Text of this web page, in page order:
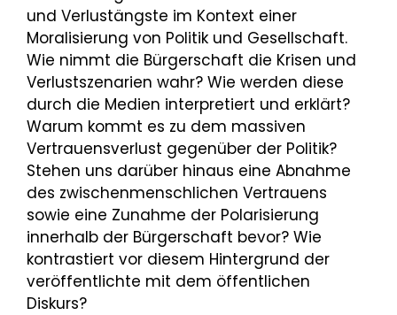
und Verlustängste im Kontext einer
Moralisierung von Politik und Gesellschaft.
Wie nimmt die Bürgerschaft die Krisen und
Verlustszenarien wahr? Wie werden diese
durch die Medien interpretiert und erklärt?
Warum kommt es zu dem massiven
Vertrauensverlust gegenüber der Politik?
Stehen uns darüber hinaus eine Abnahme
des zwischenmenschlichen Vertrauens
sowie eine Zunahme der Polarisierung
innerhalb der Bürgerschaft bevor? Wie
kontrastiert vor diesem Hintergrund der
veröffentlichte mit dem öffentlichen
Diskurs?